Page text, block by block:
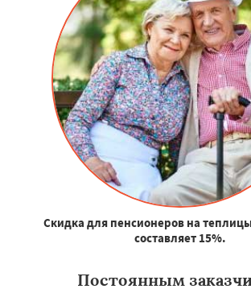
Скидка для пенсионеров на
составляет 15%.
Постоянным